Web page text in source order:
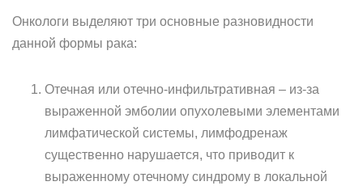
Онкологи выделяют три основные разновидности
данной формы рака:
Отечная или отечно-инфильтративная – из-за
выраженной эмболии опухолевыми элементами
лимфатической системы, лимфодренаж
существенно нарушается, что приводит к
выраженному отечному синдрому в локальной